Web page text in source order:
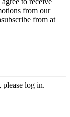
from our
from at
please log in.